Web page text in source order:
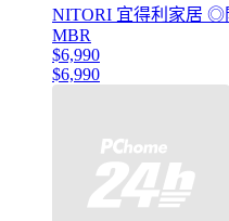
NITORI 宜得利家居 ◎
MBR
$6,990
$6,990